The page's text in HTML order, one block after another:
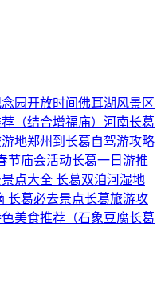
园开放时间‌佛耳湖风景区
（结合增福庙） 河南长葛
地郑州到长葛自驾游攻略
节庙会活动长葛一日游推
点大全 长葛双洎河湿地
长葛必去景点长葛旅游攻
美食推荐（石象豆腐长葛